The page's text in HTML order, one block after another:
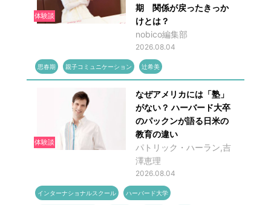
体験談
期 関係が戻ったきっか
けとは？
nobico編集部
2026.08.04
思春期 親子コミュニケーション 辻希美
体験談
なぜアメリカには「塾」
がない？ ハーバード大卒
のパックンが語る日米の
教育の違い
パトリック・ハーラン,吉
澤恵理
2026.08.04
インターナショナルスクール ハーバード大学